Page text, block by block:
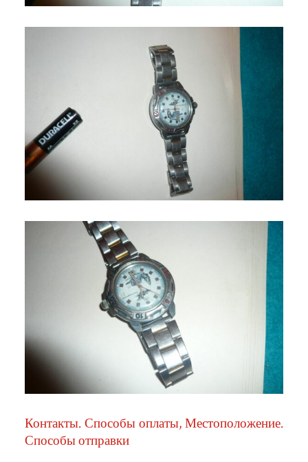
Контакты. Способы оплаты, Местоположение.
Способы отправки